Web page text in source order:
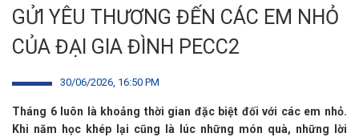
GỬI YÊU THƯƠNG ĐẾN CÁC EM NHỎ
CỦA ĐẠI GIA ĐÌNH PECC2
30/06/2026, 16:50 PM
Tháng 6 luôn là khoảng thời gian đặc biệt đối với các em nhỏ.
Khi năm học khép lại cũng là lúc những món quà, những lời